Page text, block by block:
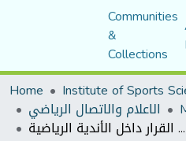
Communities
&
Collections
Home
الاعلام والاتصال الرياضي
دور الإعلام الرياضي المكتوب في صنع القرار داخل الأندية الرياضية